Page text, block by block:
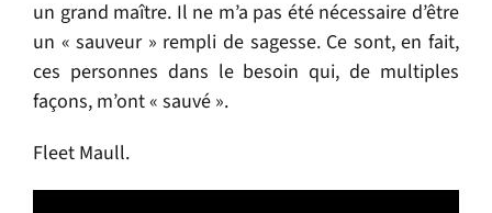
un grand maître. Il ne m’a pas été nécessaire d’être
un « sauveur » rempli de sagesse. Ce sont, en fait,
ces personnes dans le besoin qui, de multiples
façons, m’ont « sauvé ».
Fleet Maull.